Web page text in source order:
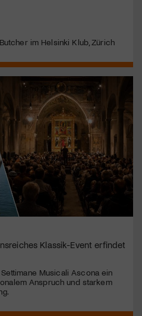
im Helsinki Klub, Zürich
Klassik-Event erfindet
Musicali Ascona ein
Anspruch und starkem